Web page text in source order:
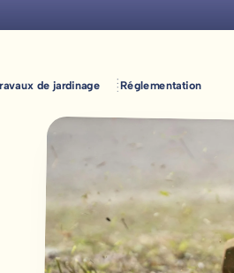
de jardinage Réglementation